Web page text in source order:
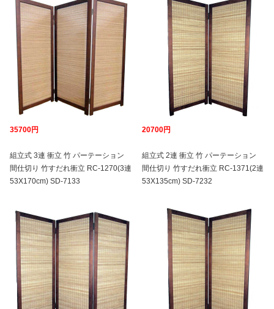
35700円
組立式 3連 衝立 竹 パーテーション
間仕切り 竹すだれ衝立 RC-1270(3連
53X170cm) SD-7133
20700円
組立式 2連 衝立 竹 パーテーション
間仕切り 竹すだれ衝立 RC-1371(2連
53X135cm) SD-7232